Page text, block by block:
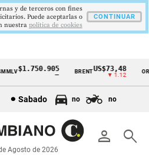
$1.750.905 BRENTUS$73,48
▼ 1.12
ORO
Sabado no no
person search
Agosto de 2026
y de terceros con fines
Puede aceptarlas o
nuestra politica de cookies
CONTINUAR